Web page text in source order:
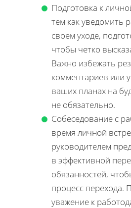
Подготовка к
тем как уведомить
своем уходе,
чтобы четко
Важно избежать
комментариев или
ваших планах на
не обязательно.
Собеседование с
время личной
руководителем
в эффективной
обязанностей,
процесс перехода.
уважение к